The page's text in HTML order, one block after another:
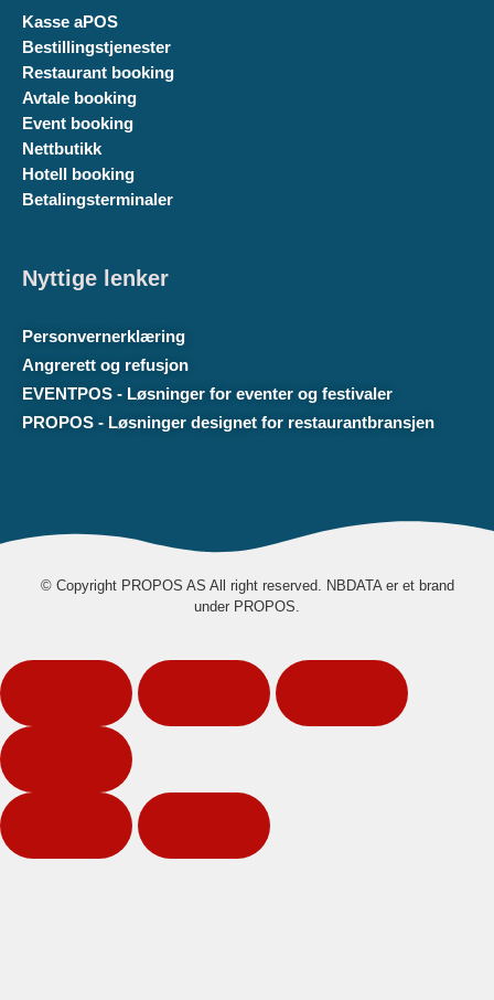
Kasse aPOS
Bestillingstjenester
Restaurant booking
Avtale booking
Event booking
Nettbutikk
Hotell booking
Betalingsterminaler
Nyttige lenker
Personvernerklæring
Angrerett og refusjon
EVENTPOS - Løsninger for eventer og festivaler
PROPOS - Løsninger designet for restaurantbransjen
© Copyright PROPOS AS All right reserved. NBDATA er et brand
under PROPOS.